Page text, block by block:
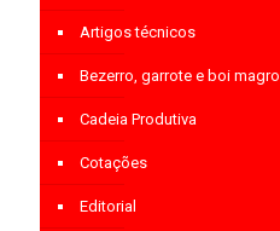
Artigos técnicos
Bezerro, garrote e boi magro
Cadeia Produtiva
Cotações
Editorial